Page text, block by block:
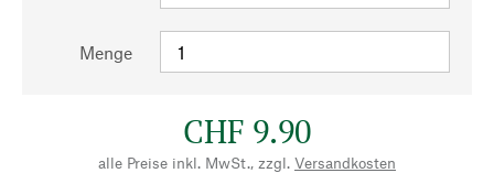
Menge
CHF 9.90
alle Preise inkl. MwSt., zzgl. Versandkosten